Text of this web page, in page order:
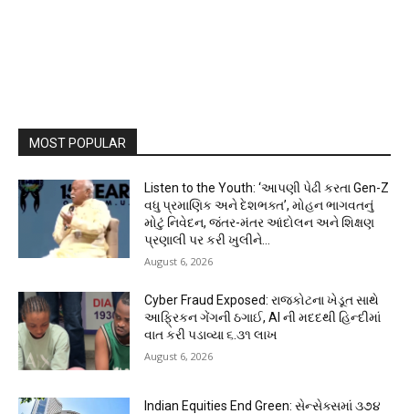
MOST POPULAR
Listen to the Youth: ‘આપણી પેઢી કરતા Gen-Z
વધુ પ્રમાણિક અને દેશભક્ત’, મોહન ભાગવતનું
મોટું નિવેદન, જંતર-મંતર આંદોલન અને શિક્ષણ
પ્રણાલી પર કરી ખુલીને...
August 6, 2026
Cyber Fraud Exposed: રાજકોટના ખેડૂત સાથે
આફ્રિકન ગેંગની ઠગાઈ, AI ની મદદથી હિન્દીમાં
વાત કરી પડાવ્યા ₹૬.૩૧ લાખ
August 6, 2026
Indian Equities End Green: સેન્સેક્સમાં ૩૭૪